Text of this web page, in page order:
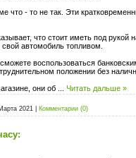
что - то не так. Эти
что стоит иметь под рукой
автомобиль топливом.
воспользоваться
положении без
они об
Читать дальше »
2021 Комментарии (0)